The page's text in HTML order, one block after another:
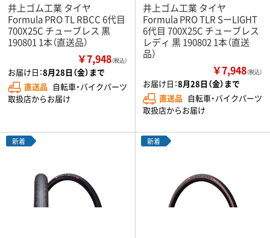
井上ゴム工業 タイヤ
Formula PRO TL RBCC 6代目
700X25C チューブレス 黒
190801 1本（直送品）
￥7,948（税込）
お届け日：8月28日（金）まで
直送品 自転車・バイクパーツ
取扱店からお届け
井上ゴム工業 タイヤ
Formula PRO TLR SーLIGHT
6代目 700X25C チューブレス
レディ 黒 190802 1本（直送
品）
￥7,948（税込）
お届け日：8月28日（金）まで
直送品 自転車・バイクパーツ
取扱店からお届け
新着 新着